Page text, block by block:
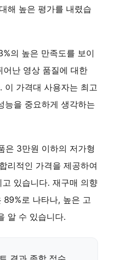
해 높은 평가를 내렸습
의 높은 만족도를 보이
난 영상 품질에 대한
이 가격대 사용자는 최고
능을 중요하게 생각하는
은 3만원 이하의 저가형
리적인 가격을 제공하여
있습니다. 재구매 의향
89%로 나타나, 높은 고
알 수 있습니다.